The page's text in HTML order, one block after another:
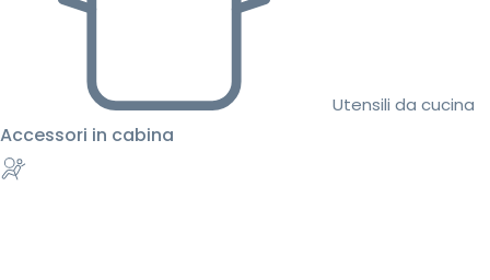
Utensili da cucina
Accessori in cabina